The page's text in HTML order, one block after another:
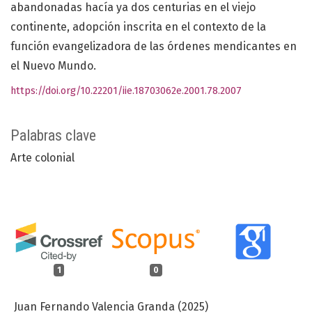
Palabras clave
Arte colonial
1 0
Juan Fernando Valencia Granda (2025)
abandonadas hacía ya dos centurias en el viejo
continente, adopción inscrita en el contexto de la
función evangelizadora de las órdenes mendicantes en
el Nuevo Mundo.
https://doi.org/10.22201/iie.18703062e.2001.78.2007